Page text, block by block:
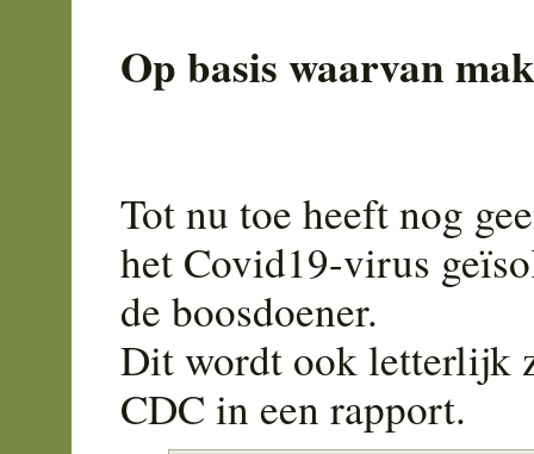
Op basis waarvan
Tot nu toe heeft nog
het Covid19-virus
de boosdoener.
Dit wordt ook letterlijk
CDC in een rapport.